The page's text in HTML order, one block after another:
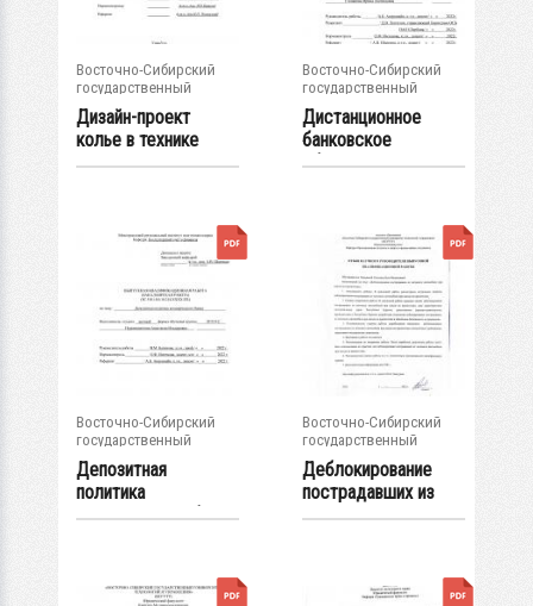
Восточно-Сибирский
государственный
университет...
Дизайн-проект
колье в технике
художественного...
Восточно-Сибирский
государственный
университет...
Дистанционное
банковское
обслуживание:...
Восточно-Сибирский
государственный
университет...
Депозитная
политика
комерческого банка
Восточно-Сибирский
государственный
университет...
Деблокирование
пострадавших из
легкового...